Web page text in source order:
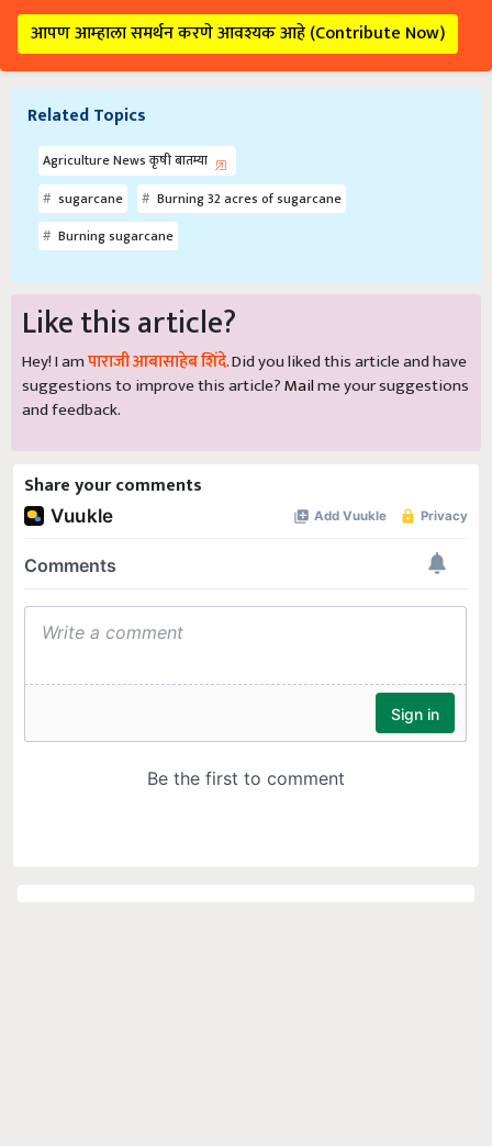
आपण आम्हाला समर्थन करणे आवश्यक आहे (Contribute Now)
Related Topics
Agriculture News कृषी बातम्या
sugarcane
Burning 32 acres of sugarcane
Burning sugarcane
Like this article?
Hey! I amपाराजी आबासाहेब शिंदे. Did you liked this article and have
suggestions to improve this article?Mailme your suggestions
and feedback.
Share your comments